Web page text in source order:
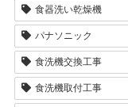
食器洗い乾燥機
パナソニック
食洗機交換工事
食洗機取付工事